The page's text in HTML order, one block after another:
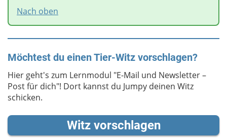
Nach oben
Möchtest du einen Tier-Witz vorschlagen?
Hier geht's zum Lernmodul "E-Mail und Newsletter –
Post für dich"! Dort kannst du Jumpy deinen Witz
schicken.
Witz vorschlagen